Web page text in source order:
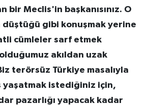
bir Meclis'in başkanısınız. O
düştüğü gibi konuşmak yerine
cümleler sarf etmek
akıldan uzak
terörsüz Türkiye masalıyla
yaşatmak istediğiniz için,
pazarlığı yapacak kadar